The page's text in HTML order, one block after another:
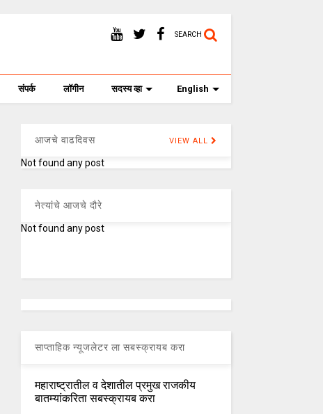
SEARCH
संपर्क लॉगीन सदस्य व्हा English
आजचे वाढदिवस VIEW ALL
Not found any post
नेत्यांचे आजचे दौरे
Not found any post
साप्ताहिक न्यूजलेटर ला सबस्क्रायब करा
महाराष्ट्रातील व देशातील प्रमुख राजकीय
बातम्यांकरिता सबस्क्रायब करा